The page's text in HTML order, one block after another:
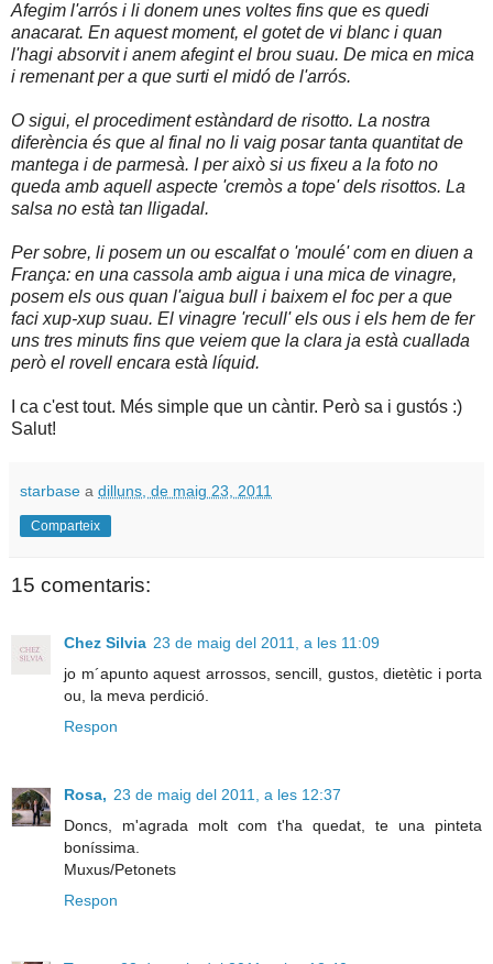
Afegim l'arrós i li donem unes voltes fins que es quedi
anacarat. En aquest moment, el gotet de vi blanc i quan
l'hagi absorvit i anem afegint el brou suau. De mica en mica
i remenant per a que surti el midó de l'arrós.
O sigui, el procediment estàndard de risotto. La nostra
diferència és que al final no li vaig posar tanta quantitat de
mantega i de parmesà. I per això si us fixeu a la foto no
queda amb aquell aspecte 'cremòs a tope' dels risottos. La
salsa no està tan lligadal.
Per sobre, li posem un ou escalfat o 'moulé' com en diuen a
França: en una cassola amb aigua i una mica de vinagre,
posem els ous quan l'aigua bull i baixem el foc per a que
faci xup-xup suau. El vinagre 'recull' els ous i els hem de fer
uns tres minuts fins que veiem que la clara ja està cuallada
però el rovell encara està líquid.
I ca c'est tout. Més simple que un càntir. Però sa i gustós :)
Salut!
starbase a dilluns, de maig 23, 2011
Comparteix
15 comentaris:
Chez Silvia 23 de maig del 2011, a les 11:09
jo m´apunto aquest arrossos, sencill, gustos, dietètic i porta
ou, la meva perdició.
Respon
Rosa, 23 de maig del 2011, a les 12:37
Doncs, m'agrada molt com t'ha quedat, te una pinteta
boníssima.
Muxus/Petonets
Respon